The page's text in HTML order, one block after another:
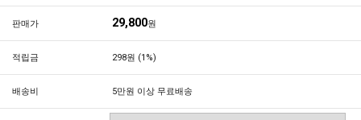
판매가 29,800원
적립금 298원 (1%)
배송비 5만원 이상 무료배송